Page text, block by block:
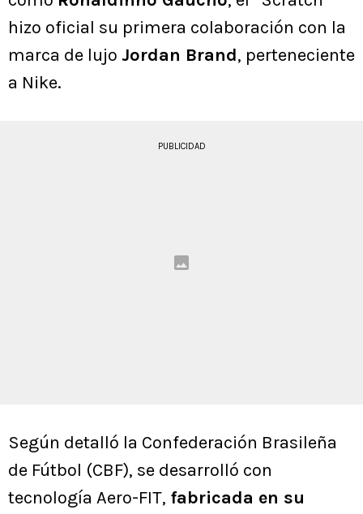
hizo oficial su primera colaboración con la
marca de lujo Jordan Brand, perteneciente
a Nike.
PUBLICIDAD
Según detalló la Confederación Brasileña
de Fútbol (CBF), se desarrolló con
tecnología Aero-FIT, fabricada en su